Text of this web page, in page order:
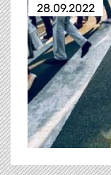
28.09.2022